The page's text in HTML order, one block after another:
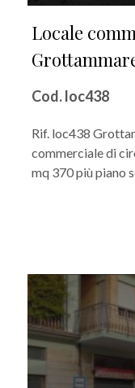
Locale
Cod. loc438
Rif. loc438
commerciale di
mq 370 più piano